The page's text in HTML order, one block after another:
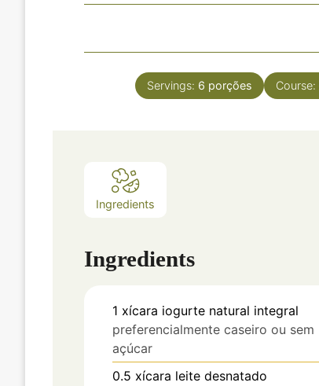
Servings: 6 porções Course:
Ingredients
Ingredients
1 xícara iogurte natural integral
preferencialmente caseiro ou sem
açúcar
0.5 xícara leite desnatado